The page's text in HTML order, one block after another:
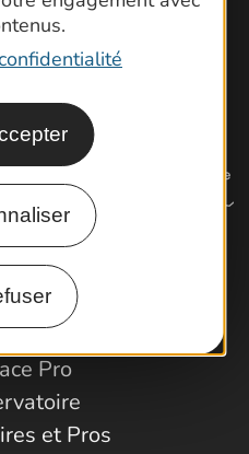
venir ?
Pro
et Pros